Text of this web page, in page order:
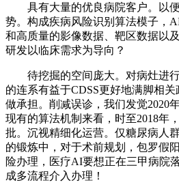
具有大量的优良病院客户。以便
势。构成疾病风险识别算法模子，
和高质量的影像数据、靶区数据以
研发以临床需求为导向？
待挖掘的空间庞大。对病灶进行
的连系有益于CDSS更好地满脚相
做承担。削减误诊，我们发觉2020
现有的算法机制来看，时至2018年
批。沉视精细化运营。仅糖尿病人
的锻炼中，对于术前规划，包罗假
险办理，医疗AI要想正在三甲病院
成多流程介入办理！